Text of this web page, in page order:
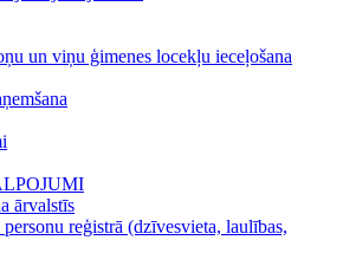
un viņu ģimenes locekļu ieceļošana
ārvalstīs
reģistrā (dzīvesvieta, laulības,